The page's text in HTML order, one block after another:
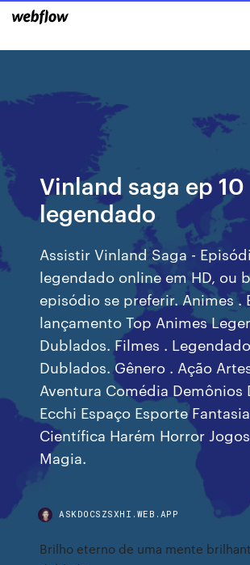
Vinland saga ep 10
legendado
Assistir Vinland Saga -
legendado online em HD, ou
episódio se preferir. Animes .
lançamento Top Animes
Dublados. Filmes .
Dublados. Gênero . Ação
Aventura Comédia Demônios
Ecchi Espaço Esporte
Científica Harém Horror
Magia.
ASKDOCSZSXHI.WEB.APP
Brilho eterno de uma mente